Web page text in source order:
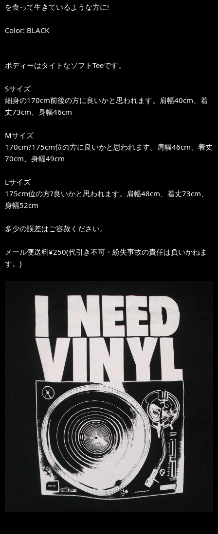
を食って生きているような方に!
Color: BLACK
ボディーはタイトなソフトTeeです。
Sサイズ
細身の170cm前後の方に良いかと思われます。肩幅40cm、着
丈73cm、身幅46cm
Mサイズ
170cm?175cm位の方に良いかと思われます。肩幅46cm、着丈
70cm、身幅49cm
Lサイズ
175cm位の方?良いかと思われます。肩幅48cm、着丈73cm、
身幅52cm
多少の誤差はご容赦ください。
メール便送料¥250(代引き不可・紛失事故の責任は負いかねま
す。)